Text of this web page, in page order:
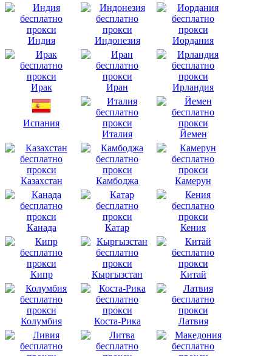
Индия Индонезия Иордания
Ирак Иран Ирландия
Испания
Италия
Йемен
Казахстан Камбоджа Камерун
Канада Катар Кения
Кипр Кыргызстан Китай
Колумбия Коста-Рика Латвия